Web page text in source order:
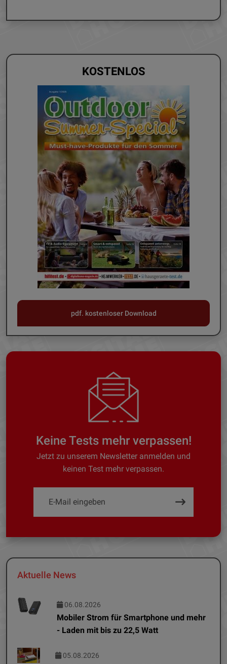
KOSTENLOS
pdf. kostenloser Download
Keine Tests mehr verpassen!
Jetzt zu unserem Newsletter anmelden und
keinen Test mehr verpassen.
Aktuelle News
06.08.2026
Mobiler Strom für Smartphone und mehr
- Laden mit bis zu 22,5 Watt
05.08.2026